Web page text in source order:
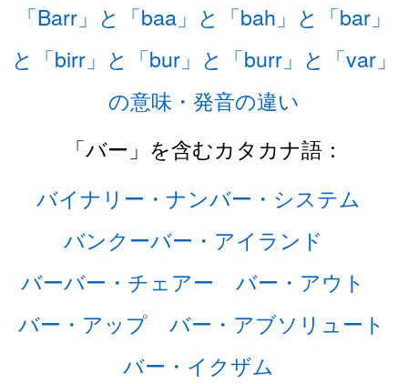
「Barr」と「baa」と「bah」と「bar」
と「birr」と「bur」と「burr」と「var」
の意味・発音の違い
「バー」を含むカタカナ語：
バイナリー・ナンバー・システム
バンクーバー・アイランド
バーバー・チェアー
バー・アウト
バー・アップ
バー・アブソリュート
バー・イクザム